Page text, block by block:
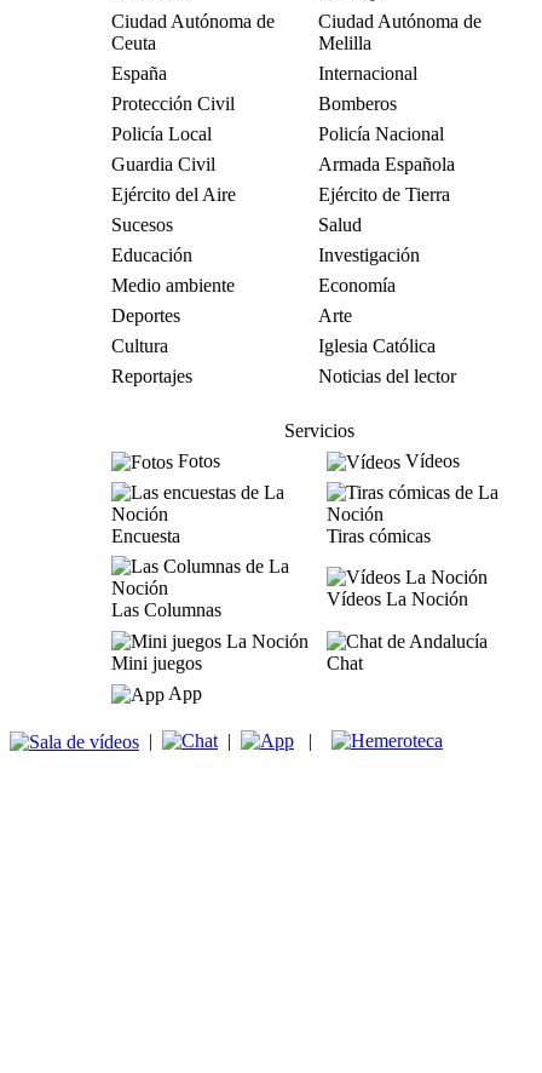
Ciudad Autónoma de
Ceuta
Ciudad Autónoma de
Melilla
España
Internacional
Protección Civil
Bomberos
Policía Local
Policía Nacional
Guardia Civil
Armada Española
Ejército del Aire
Ejército de Tierra
Sucesos
Salud
Educación
Investigación
Medio ambiente
Economía
Deportes
Arte
Cultura
Iglesia Católica
Reportajes
Noticias del lector
Servicios
Fotos
Vídeos
Encuesta Tiras cómicas
Las Columnas
Vídeos La Noción
Mini juegos
Chat
App
| | |